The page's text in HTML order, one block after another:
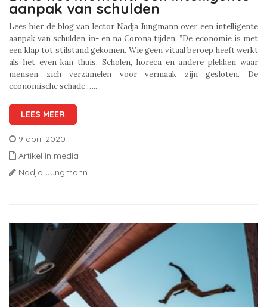
aanpak van schulden
Lees hier de blog van lector Nadja Jungmann over een intelligente
aanpak van schulden in- en na Corona tijden. ”De economie is met
een klap tot stilstand gekomen. Wie geen vitaal beroep heeft werkt
als het even kan thuis. Scholen, horeca en andere plekken waar
mensen zich verzamelen voor vermaak zijn gesloten. De
economische schade …..
LEES MEER
9 april 2020
Artikel in media
Nadja Jungmann